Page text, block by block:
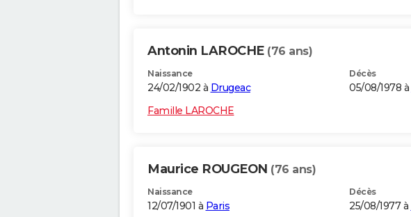
Antonin LAROCHE (76 ans)
Naissance
24/02/1902 à Drugeac
Décès
05/08/1978 à
Famille LAROCHE
Maurice ROUGEON (76 ans)
Naissance
12/07/1901 à Paris
Décès
25/08/1977 à